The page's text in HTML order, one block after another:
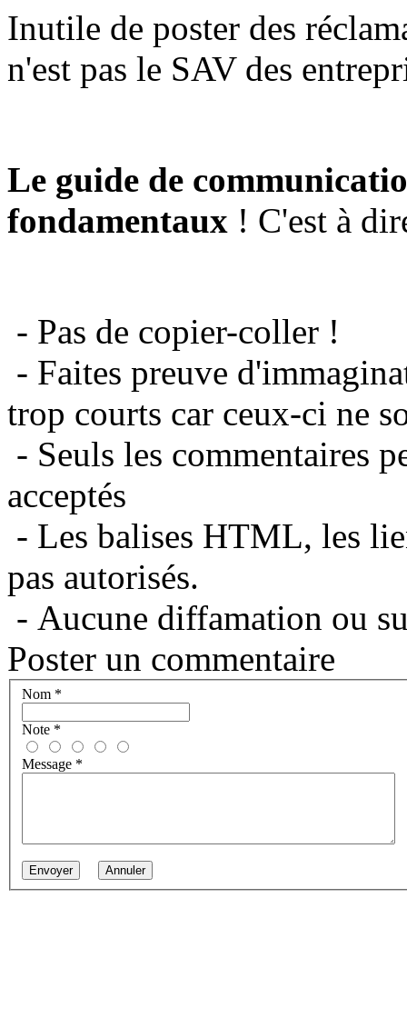
Inutile de poster des
n'est pas le SAV des
Le guide de
fondamentaux ! C'est à
- Pas de copier-coller !
- Faites preuve
trop courts car ceux-ci ne
- Seuls les commentaires
acceptés
- Les balises HTML, les
pas autorisés.
- Aucune diffamation ou
Poster un commentaire
Nom *
Note *
Message *